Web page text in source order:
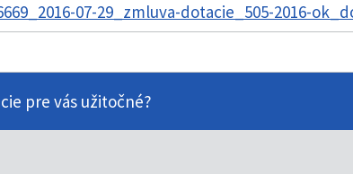
07-29_zmluva-dotacie_505-2016-
pre vás užitočné?